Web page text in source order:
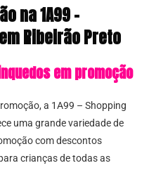
na 1A99 –
Ribeirão Preto
em promoção
a 1A99 – Shopping
uma grande variedade de
com descontos
crianças de todas as